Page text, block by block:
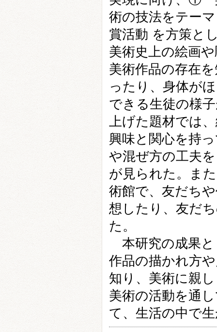
術の技法をテー
賞活動 を方策と
美術史上の絵画
美術作品の存在
ったり、身体が
できる生徒の様
上げた題材では
興味と関心を持
や混ぜ方の工夫
が見られた。ま
術館で、友だち
想したり、友だ
た。
本研究の成果と
作品の描かれ方
知り、美術に親
美術の活動を通
て、生活の中で